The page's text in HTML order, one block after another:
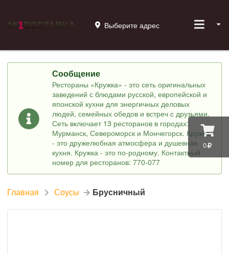
0
Выберите адрес
Сообщение
Рестораны «Кружка» - это сеть оригинальных
заведений с блюдами русской, европейской и
японской кухни для энергичных деловых
людей, семейных обедов и встреч с друзьями.
Сеть включает 13 ресторанов в городах:
Мурманск, Североморск и Мончегорск. Кружка
- это дружелюбная атмосфера и душевная
кухня. Кружка - это по-родному. Контактный
номер для ресторанов: 770-077
Главная Соусы Брусничный